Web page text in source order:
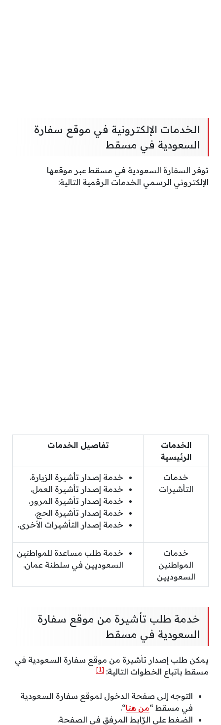
الخدمات الإلكترونية في موقع سفارة
السعودية في مسقط
توفر السفارة السعودية في مسقط عبر موقعها
الإلكتروني الرسمي الخدمات الرقمية التالية:
الخدمات
الرئيسية
تفاصيل الخدمات
خدمات
التأشيرات
خدمة إصدار تأشيرة الزيارة.
خدمة إصدار تأشيرة العمل.
خدمة إصدار تأشيرة المرور.
خدمة إصدار تأشيرة الحج.
خدمة إصدار التأشيرات الأخرى.
خدمات
المواطنين
السعوديين
خدمة طلب مساعدة للمواطنين
السعوديين في سلطنة عمان.
خدمة طلب تأشيرة من موقع سفارة
السعودية في مسقط
يمكن طلب إصدار تأشيرة من موقع سفارة السعودية في
مسقط باتباع الخطوات التالية: [1]
التوجه إلى صفحة الدخول لموقع سفارة السعودية
في مسقط “من هنا“.
الضغط على الرّابط المرفق في الصفحة.